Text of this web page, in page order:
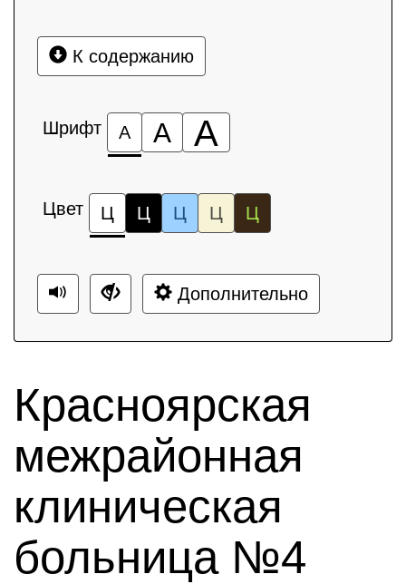
К содержанию
Шрифт А А А
Цвет Ц Ц Ц Ц Ц
Дополнительно
Красноярская
межрайонная
клиническая
больница №4